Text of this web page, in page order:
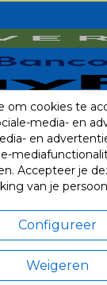
om cookies te
media- en
en
Accepteer je
van je
Configureer
Weigeren